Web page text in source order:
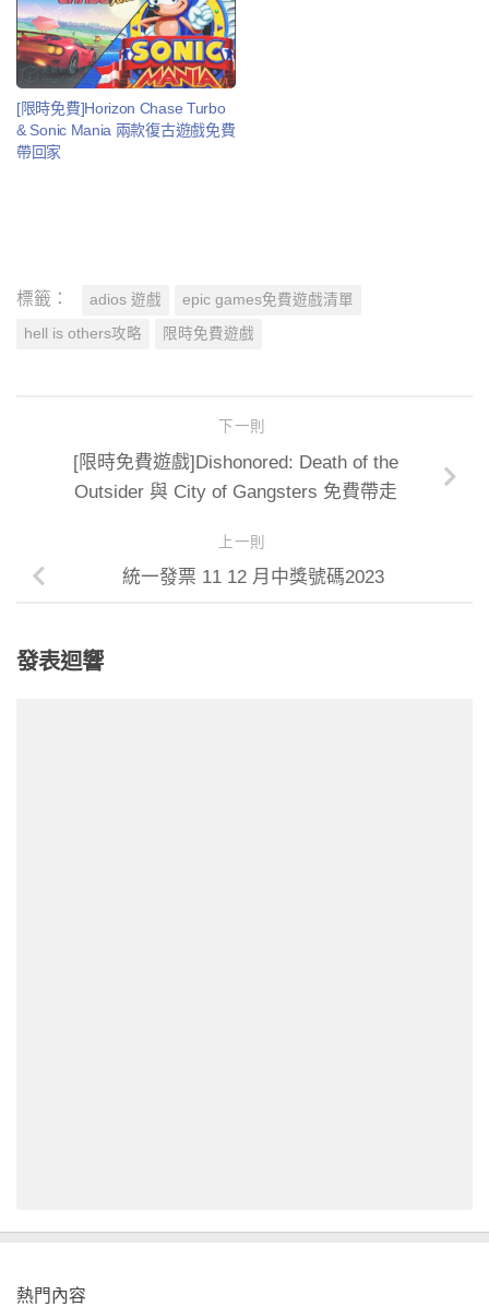
[限時免費]Horizon Chase Turbo
& Sonic Mania 兩款復古遊戲免費
帶回家
標籤： adios 遊戲 epic games免費遊戲清單
hell is others攻略 限時免費遊戲
下一則
[限時免費遊戲]Dishonored: Death of the
Outsider 與 City of Gangsters 免費帶走
上一則
統一發票 11 12 月中獎號碼2023
發表迴響
熱門內容